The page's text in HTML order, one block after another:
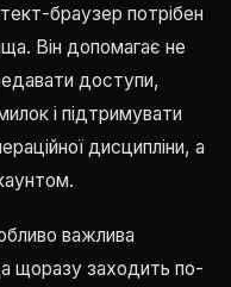
браузер потрібен
Він допомагає не
доступи,
і підтримувати
дисципліни, а
важлива
щоразу заходить по-